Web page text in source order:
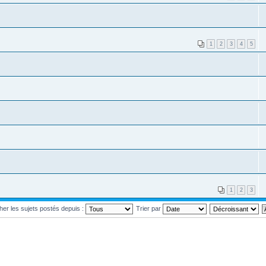
1 2 3 4 5
1 2 3
les sujets postés depuis : Trier par